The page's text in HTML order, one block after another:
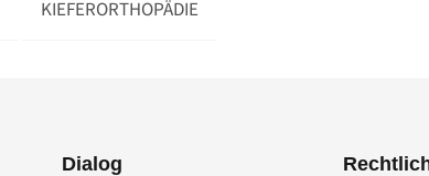
KIEFERORTHOPÄDIE
Dialog